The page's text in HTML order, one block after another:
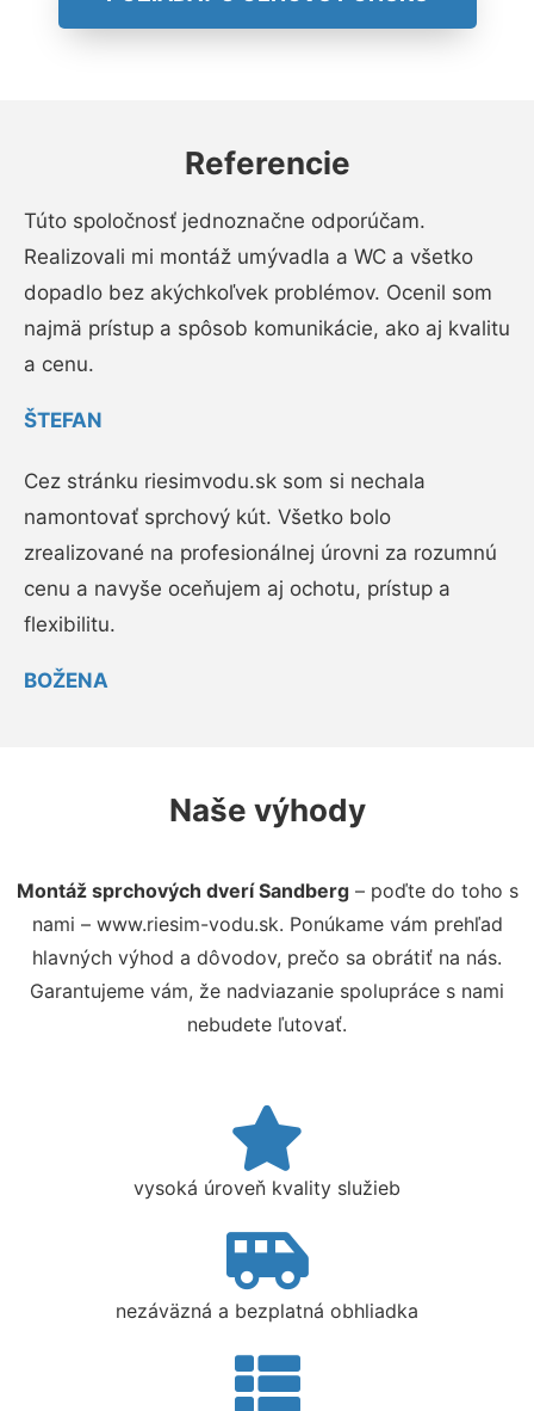
Referencie
Túto spoločnosť jednoznačne odporúčam.
Realizovali mi montáž umývadla a WC a všetko
dopadlo bez akýchkoľvek problémov. Ocenil som
najmä prístup a spôsob komunikácie, ako aj kvalitu
a cenu.
ŠTEFAN
Cez stránku riesimvodu.sk som si nechala
namontovať sprchový kút. Všetko bolo
zrealizované na profesionálnej úrovni za rozumnú
cenu a navyše oceňujem aj ochotu, prístup a
flexibilitu.
BOŽENA
Naše výhody
Montáž sprchových dverí Sandberg– poďte do toho s
nami – www.riesim-vodu.sk. Ponúkame vám prehľad
hlavných výhod a dôvodov, prečo sa obrátiť na nás.
Garantujeme vám, že nadviazanie spolupráce s nami
nebudete ľutovať.
vysoká úroveň kvality služieb
nezáväzná a bezplatná obhliadka